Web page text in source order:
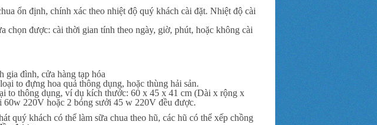
ổn định, chính xác theo nhiệt độ quý khách cài đặt. Nhiệt độ cài
chọn được: cài thời gian tính theo ngày, giờ, phút, hoặc không cài
gia đình, cửa hàng tạp hóa
to đựng hoa quả thông dụng, hoặc thùng hải sản.
to thông dụng, ví dụ kích thước: 60 x 45 x 41 cm (Dài x rộng x
60w 220V hoặc 2 bóng sưởi 45 w 220V đều được.
quý khách có thể làm sữa chua theo hũ, các hũ có thể xếp chồng